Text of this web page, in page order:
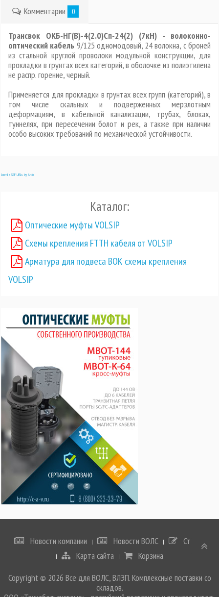
Комментарии
0
Трансвок ОКБ-НГ(В)-4(2.0)Сп-24(2) (7кН) - волоконно-
оптический кабель 9/125 одномодовый, 24 волокна, с броней
из стальной круглой проволоки модульной конструкции, для
прокладки в грунтах всех категорий, в оболочке из полиэтилена
не распр. горение, черный.
Применяется для прокладки в грунтах всех групп (категорий), в
том числе скальных и подверженных мерзлотным
деформациям, в кабельной канализации, трубах, блоках,
туннелях, при пересечении болот и рек, а также при наличии
особо высоких требований по механической устойчивости.
Joomla SEF URLs by Artio
Каталог:
Оптические муфты VOLSIP
Схемы крепления FTTH кабеля от VOLSIP
Арматура для подвеса ВОК схемы крепления
VOLSIP
Новости компании Новости ВОЛС
Статьи
Карта сайта
Корзина
Copyright © 2026 Все для ВОЛС, ВЛЭП. Комплексные поставки со
складов.